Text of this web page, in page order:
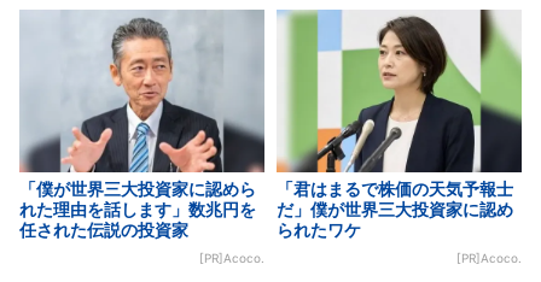
「僕が世界三大投資家に認めら
れた理由を話します」数兆円を
任された伝説の投資家
[PR]Acoco.
「君はまるで株価の天気予報士
だ」僕が世界三大投資家に認め
られたワケ
[PR]Acoco.